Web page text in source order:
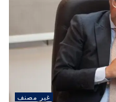
غير مصنف